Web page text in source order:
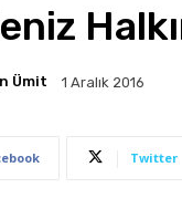
Ümit 1 Aralık 2016
Twitter